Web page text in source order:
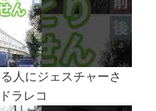
人にジェスチャーさ
ラレコ